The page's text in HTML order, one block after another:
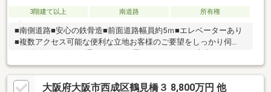
3階建て以上 南道路 所有権
■南側道路■安心の鉄骨造■前面道路幅員約5ｍ■エレベーターあり
■複数アクセス可能な便利な立地お客様のご要望をしっかり伺
ームのお探し全力でお手伝いさせて頂きます♪ローン、リフォーム
のご相談など、何でもお気軽にご連絡下さい！
大阪府大阪市西成区鶴見橋３ 8,800万円 他